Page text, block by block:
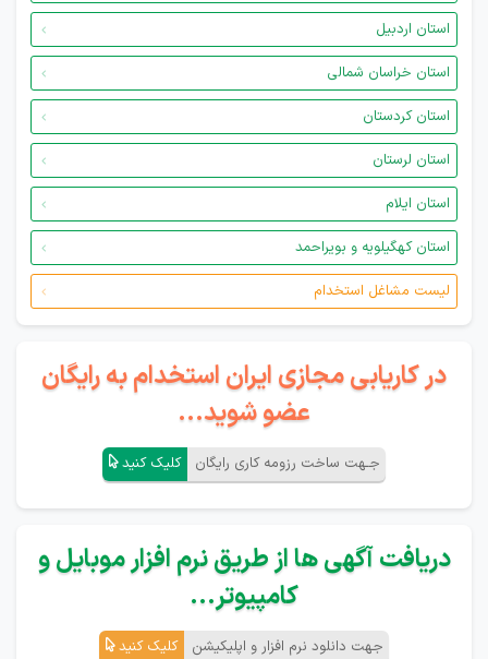
استان اردبیل
استان خراسان شمالی
استان کردستان
استان لرستان
استان ایلام
استان کهگیلویه و بویراحمد
لیست مشاغل استخدام
در کاریابی مجازی ایران استخدام به رایگان
عضو شوید...
جـهت ساخت رزومه کاری رایگان کلیک کنید
دریافت آگهی ها از طریق نرم افزار موبایل و
کامپیوتر...
جهت دانلود نرم افزار و اپلیکیشن کلیک کنید